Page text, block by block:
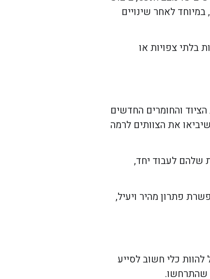
לאחר שינויים
בלתי צפויות או
והחומרים החדשים
את הצוותים לרמה
שלהם לעבוד יחד,
פתרון מהיר ויעיל,
כלי חשוב לסייע
שהתרחשו.